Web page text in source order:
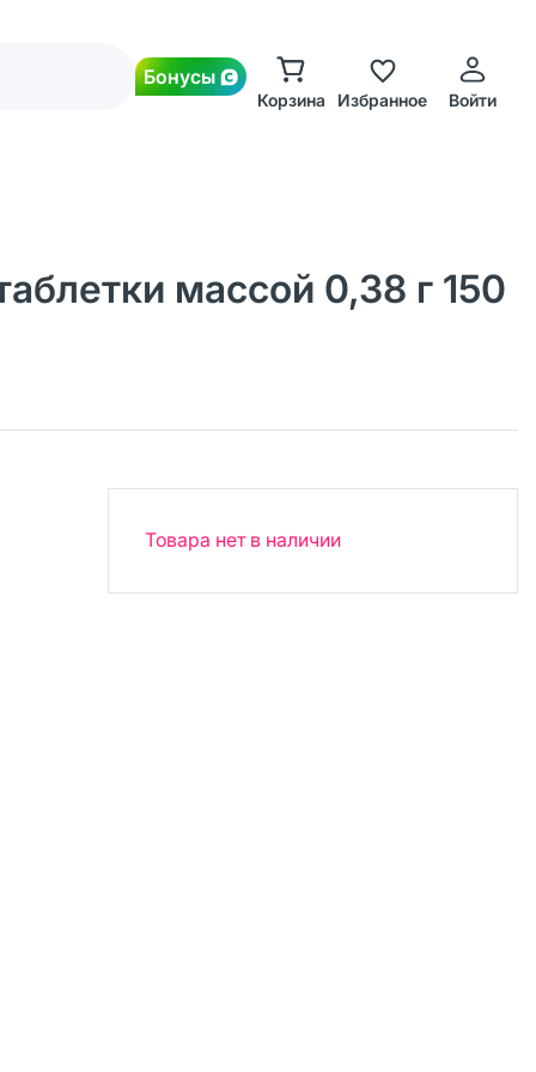
Бонусы
Корзина Избранное Войти
массой 0,38 г 150
Товара нет в наличии